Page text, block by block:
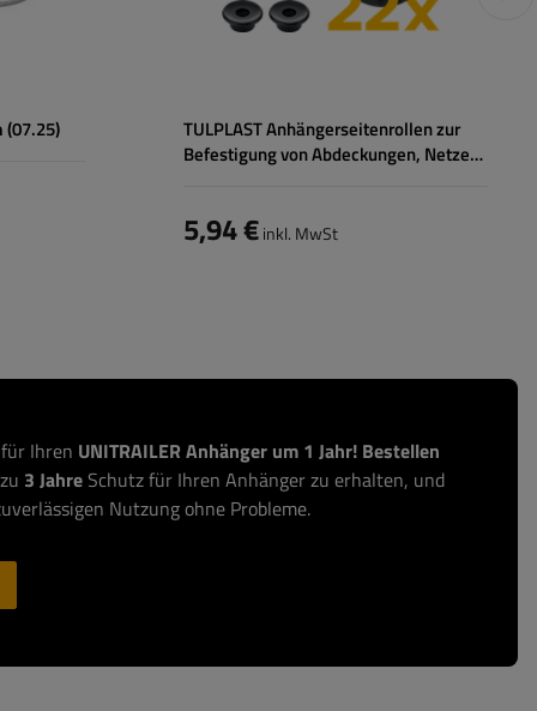
TULPLAST Anhängerseitenrollen zur
Befestigung von Abdeckungen, Netzen
5,94 €inkl. MwSt
Ihren UNITRAILER Anhänger um 1 Jahr! Bestellen
3 Jahre Schutz für Ihren Anhänger zu erhalten, und
Nutzung ohne Probleme.